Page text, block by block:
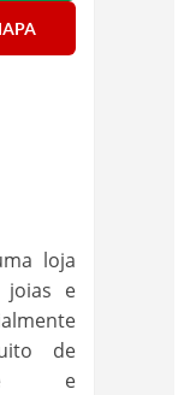
loja
joias e
de
e